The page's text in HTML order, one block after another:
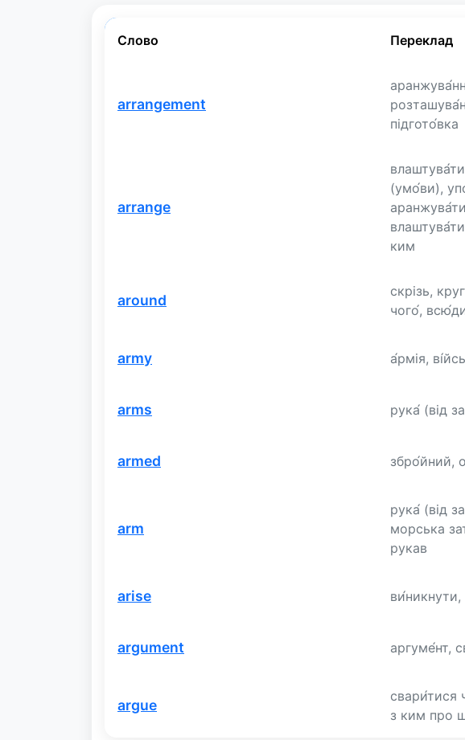
Слово Переклад
arrangement
підгото́вка
arrange
(умо́ви),
ким
around
скрізь,
чого́,
army а́рмія,
arms рука́ (від
armed збро́йний,
arm
рука́ (від
морська
рукав
arise
argument аргуме́нт,
argue
свари́тися
з ким про